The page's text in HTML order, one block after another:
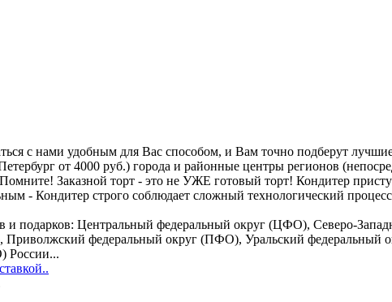
с нами удобным для Вас способом, и Вам точно подберут
от 4000 руб.) города и районные центры регионов
Заказной торт - это не УЖЕ готовый торт! Кондитер
- Кондитер строго соблюдает сложный технологический
и подарков: Центральный федеральный округ (ЦФО), Северо-
федеральный округ (ПФО), Уральский
России...